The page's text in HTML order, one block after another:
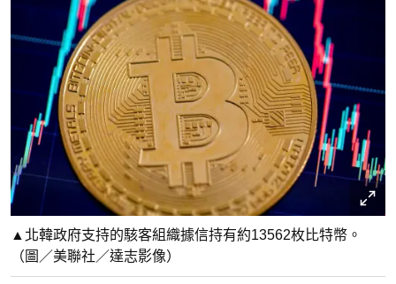
▲北韓政府支持的駭客組織據信持有約13562枚比特幣。
（圖／美聯社／達志影像）